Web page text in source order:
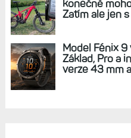
konečně
Zatím ale jen
Model Fénix
Základ, Pro a
verze 43 mm